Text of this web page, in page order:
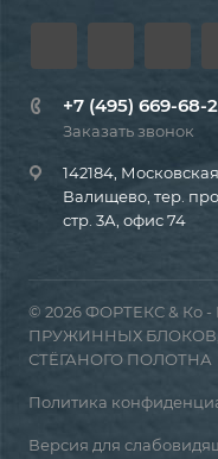
+7 (495) 669-68-
Заказать звонок
142184,
Валищево, тер.
стр. 3А, офис 74
© 2026 ФОРТЕКС &
ПРУЖИННЫХ
СТЁГАНОГО ПОЛОТНА
Политика
Версия для